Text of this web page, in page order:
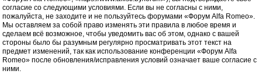
согласие со следующими условиями. Если вы не согласны с ними,
пожалуйста, не заходите и не пользуйтесь форумами «Форум Alfa Romeo».
Мы оставляем за собой право изменять эти правила в любое время и
сделаем всё возможное, чтобы уведомить вас об этом, однако с вашей
стороны было бы разумным регулярно просматривать этот текст на
предмет изменений, так как использование конференции «Форум Alfa
Romeo» после обновления/исправления условий означает ваше согласие с
ними.